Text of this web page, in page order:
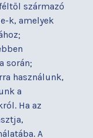
származó
k, amelyek
során;
használunk,
a
Ha az
A
ellátás